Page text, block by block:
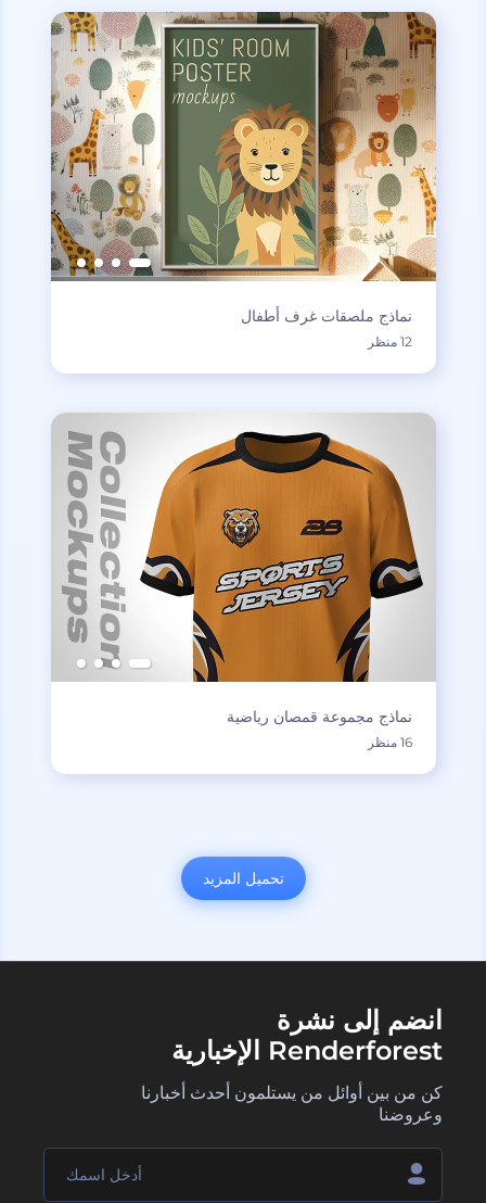
نماذج ملصقات غرف أطفال
12 منظر
نماذج مجموعة قمصان رياضية
16 منظر
تحميل المزيد
انضم إلى نشرة
Renderforest الإخبارية
كن من بين أوائل من يستلمون أحدث أخبارنا
وعروضنا